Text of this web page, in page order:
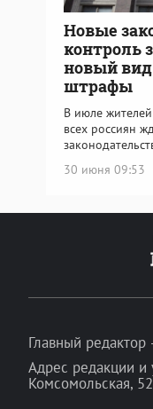
Новые
контроль
новый вид
штрафы
В июле
всех россиян
30 июня 09:53
Главный
Адрес редакции и
Комсомольская, 52